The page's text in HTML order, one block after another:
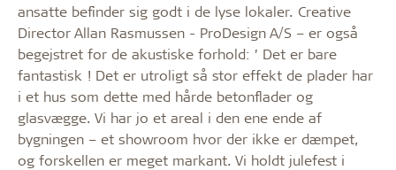
ansatte befinder sig godt i de lyse lokaler. Creative
Director Allan Rasmussen - ProDesign A/S – er også
begejstret for de akustiske forhold: ’ Det er bare
fantastisk ! Det er utroligt så stor effekt de plader har
i et hus som dette med hårde betonflader og
glasvægge. Vi har jo et areal i den ene ende af
bygningen – et showroom hvor der ikke er dæmpet,
og forskellen er meget markant. Vi holdt julefest i